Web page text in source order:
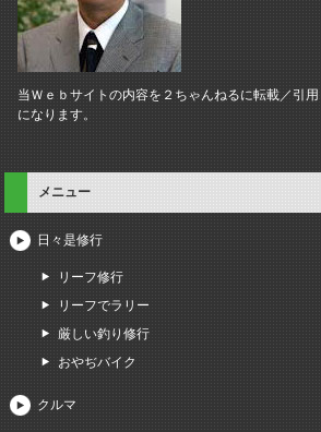
当Ｗｅｂサイトの内容を２ちゃんねるに転載／引
になります。
メニュー
日々是修行
リーフ修行
リーフでラリー
厳しい釣り修行
おやぢバイク
クルマ